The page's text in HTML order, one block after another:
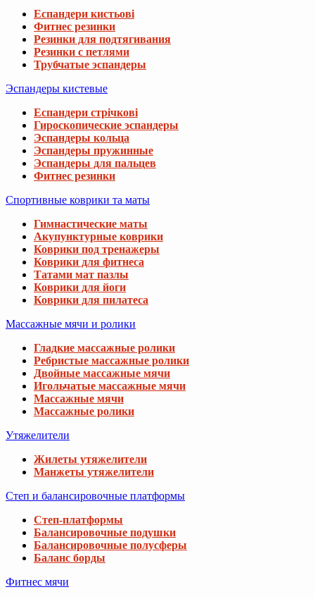
Еспандери кистьові
Фитнес резинки
Резинки для подтягивания
Резинки с петлями
Трубчатые эспандеры
Эспандеры кистевые
Еспандери стрічкові
Гироскопические эспандеры
Эспандеры кольца
Эспандеры пружинные
Эспандеры для пальцев
Фитнес резинки
Спортивные коврики та маты
Гимнастические маты
Акупунктурные коврики
Коврики под тренажеры
Коврики для фитнеса
Татами мат пазлы
Коврики для йоги
Коврики для пилатеса
Массажные мячи и ролики
Гладкие массажные ролики
Ребристые массажные ролики
Двойные массажные мячи
Игольчатые массажные мячи
Массажные мячи
Массажные ролики
Утяжелители
Жилеты утяжелители
Манжеты утяжелители
Степ и балансировочные платформы
Степ-платформы
Балансировочные подушки
Балансировочные полусферы
Баланс борды
Фитнес мячи